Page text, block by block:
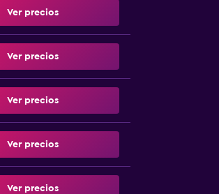
Ver precios
Ver precios
Ver precios
Ver precios
Ver precios